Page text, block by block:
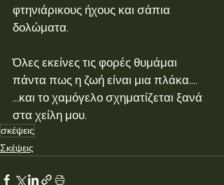
φτηνιάρικους ήχους και σάπια
δολώματα.
Όλες εκείνες τις φορές θυμάμαι
πάντα πως η ζωή είναι μια πλάκα....
...και το χαμόγελο σχηματίζεται ξανά
στα χείλη μου.
σκέψεις
Σκέψεις